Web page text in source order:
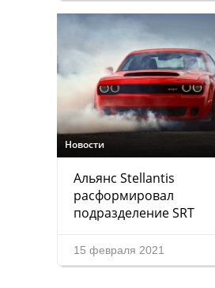
Новости
Альянс Stellantis
расформировал
подразделение SRT
15 февраля 2021